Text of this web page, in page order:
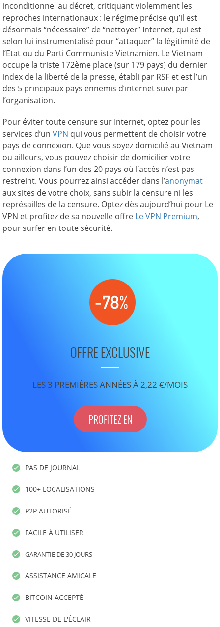
inconditionnel au décret, critiquant violemment les
reproches internationaux : le régime précise qu’il est
désormais “nécessaire” de “nettoyer” Internet, qui est
selon lui instrumentalisé pour “attaquer” la légitimité de
l’Etat ou du Parti Communiste Vietnamien. Le Vietnam
occupe la triste 172ème place (sur 179 pays) du dernier
index de la liberté de la presse, établi par RSF et est l’un
des 5 principaux pays ennemis d’internet suivi par
l’organisation.
Pour éviter toute censure sur Internet, optez pour les
services d’un VPN qui vous permettent de choisir votre
pays de connexion. Que vous soyez domicilié au Vietnam
ou ailleurs, vous pouvez choisir de domicilier votre
connexion dans l’un des 20 pays où l’accès n’est pas
restreint. Vous pourrez ainsi accéder dans l’anonymat
aux sites de votre choix, sans subir la censure ni les
représailles de la censure. Optez dès aujourd’hui pour Le
VPN et profitez de sa nouvelle offre Le VPN Premium,
pour surfer en toute sécurité.
OFFRE EXCLUSIVE
LES 3 PREMIÈRES ANNÉES À 2,22 €/MOIS
PROFITEZ EN
PAS DE JOURNAL
100+ LOCALISATIONS
P2P AUTORISÉ
FACILE À UTILISER
GARANTIE DE 30 JOURS
ASSISTANCE AMICALE
BITCOIN ACCEPTÉ
VITESSE DE L'ÉCLAIR